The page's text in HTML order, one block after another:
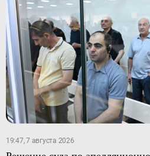
19:47, 7 августа 2026